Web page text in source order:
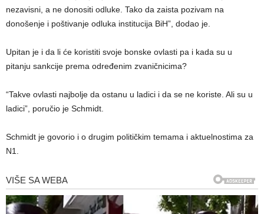
nezavisni, a ne donositi odluke. Tako da zaista pozivam na
donošenje i poštivanje odluka institucija BiH”, dodao je.
Upitan je i da li će koristiti svoje bonske ovlasti pa i kada su u
pitanju sankcije prema određenim zvaničnicima?
“Takve ovlasti najbolje da ostanu u ladici i da se ne koriste. Ali su u
ladici”, poručio je Schmidt.
Schmidt je govorio i o drugim političkim temama i aktuelnostima za
N1.